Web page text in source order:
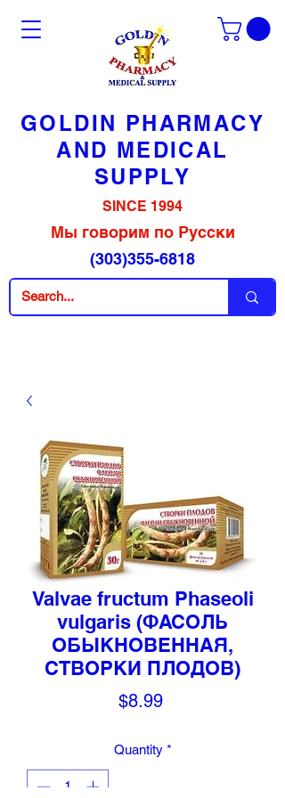
GOLDIN PHARMACY
AND MEDICAL
SUPPLY
SINCE 1994
Мы говорим по Русски
(303)355-6818
Valvae fructum Phaseoli
vulgaris (ФАСОЛЬ
ОБЫКНОВЕННАЯ,
СТВОРКИ ПЛОДОВ)
$8.99Price
Quantity *